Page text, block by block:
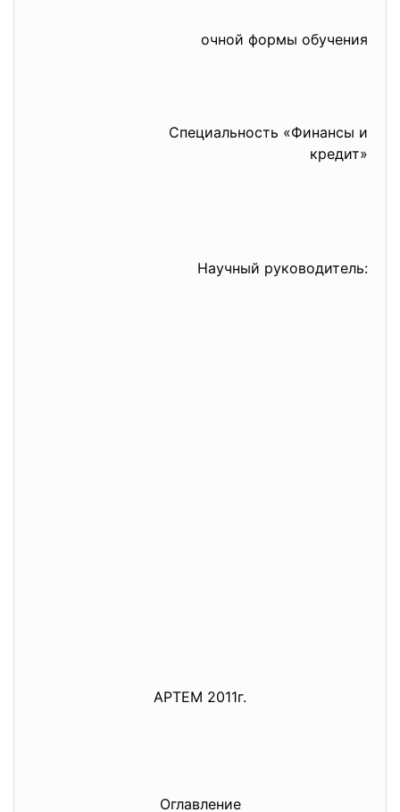
очной формы обучения
Специальность «Финансы и
кредит»
Научный руководитель:
АРТЕМ 2011г.
Оглавление